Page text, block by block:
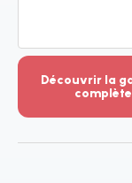
Découvrir la
complète
-